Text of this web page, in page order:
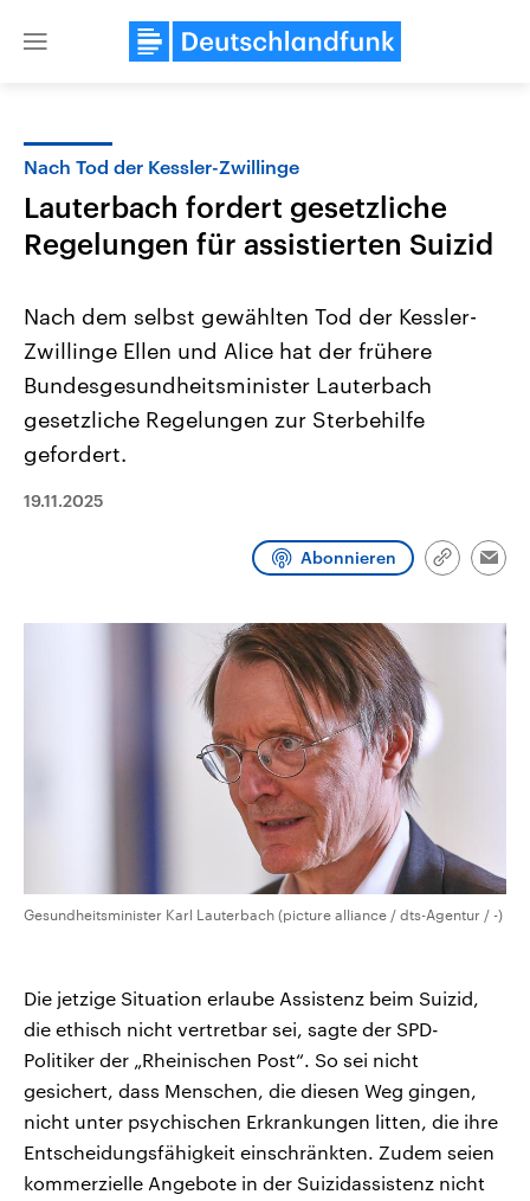
Close
Landtagswahl Sachsen-Anhalt
2026
Alle Informationen
Sachsen-Anhalt wählt am 6.
Landtag. Seit 2021 wird das
und Kandidaten der anstehenden
USA
Aktuelle Beiträge,
aktuelle Weltgeschehen.
Nach Tod der Kessler-Zwillinge
Lauterbach fordert gesetzliche
Regelungen für assistierten Suizid
Nach dem selbst gewählten Tod der Kessler-
Zwillinge Ellen und Alice hat der frühere
Bundesgesundheitsminister Lauterbach
gesetzliche Regelungen zur Sterbehilfe
gefordert.
19.11.2025
Abonnieren
Link
Gesundheitsminister Karl Lauterbach (picture alliance / dts-Agentur / -)
Die jetzige Situation erlaube Assistenz beim Suizid,
die ethisch nicht vertretbar sei, sagte der SPD-
Politiker der „Rheinischen Post“. So sei nicht
gesichert, dass Menschen, die diesen Weg gingen,
nicht unter psychischen Erkrankungen litten, die ihre
Entscheidungsfähigkeit einschränkten. Zudem seien
kommerzielle Angebote in der Suizidassistenz nicht